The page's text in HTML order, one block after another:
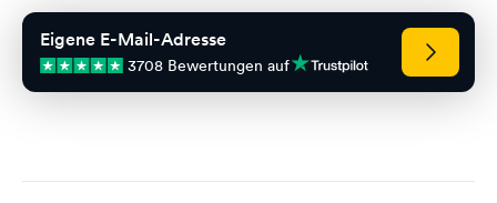
Eigene E-Mail-Adresse
3708 Bewertungen auf